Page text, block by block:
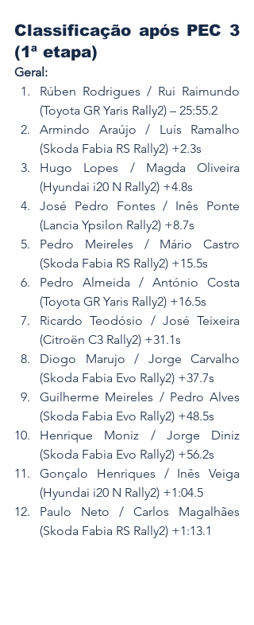
Classificação após PEC 3
(1ª etapa)
Geral:
Rúben Rodrigues / Rui Raimundo
(Toyota GR Yaris Rally2) – 25:55.2
Armindo Araújo / Luís Ramalho
(Skoda Fabia RS Rally2) +2.3s
Hugo Lopes / Magda Oliveira
(Hyundai i20 N Rally2) +4.8s
José Pedro Fontes / Inês Ponte
(Lancia Ypsilon Rally2) +8.7s
Pedro Meireles / Mário Castro
(Skoda Fabia RS Rally2) +15.5s
Pedro Almeida / António Costa
(Toyota GR Yaris Rally2) +16.5s
Ricardo Teodósio / José Teixeira
(Citroën C3 Rally2) +31.1s
Diogo Marujo / Jorge Carvalho
(Skoda Fabia Evo Rally2) +37.7s
Guilherme Meireles / Pedro Alves
(Skoda Fabia Evo Rally2) +48.5s
Henrique Moniz / Jorge Diniz
(Skoda Fabia Evo Rally2) +56.2s
Gonçalo Henriques / Inês Veiga
(Hyundai i20 N Rally2) +1:04.5
Paulo Neto / Carlos Magalhães
(Skoda Fabia RS Rally2) +1:13.1